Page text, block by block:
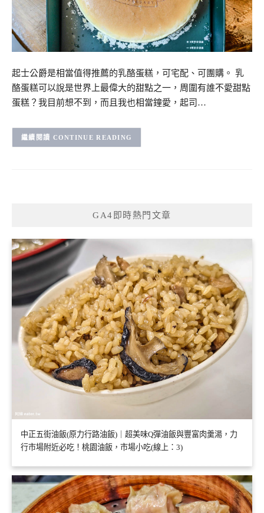
起士公爵是相當值得推薦的乳酪蛋糕，可宅配、可團購。 乳
酪蛋糕可以說是世界上最偉大的甜點之一，周圍有誰不愛甜點
蛋糕？我目前想不到，而且我也相當鐘愛，起司…
CONTINUE READING
GA4即時熱門文章
中正五街油飯(原力行路油飯)｜超美味Q彈油飯與豐富肉羹湯，力
行市場附近必吃！桃園油飯，市場小吃(線上：3)